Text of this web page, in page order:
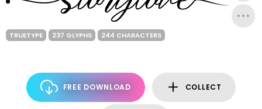
TRUETYPE 237 GLYPHS 244 CHARACTERS
FREE DOWNLOAD COLLECT